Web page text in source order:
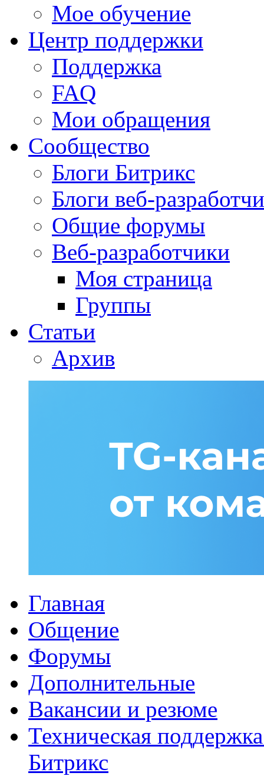
Мое обучение
Центр поддержки
Поддержка
FAQ
Мои обращения
Сообщество
Блоги Битрикс
Блоги веб-
Общие форумы
Веб-разработчики
Моя страница
Группы
Статьи
Архив
Главная
Общение
Форумы
Дополнительные
Вакансии и резюме
Техническая
Битрикс